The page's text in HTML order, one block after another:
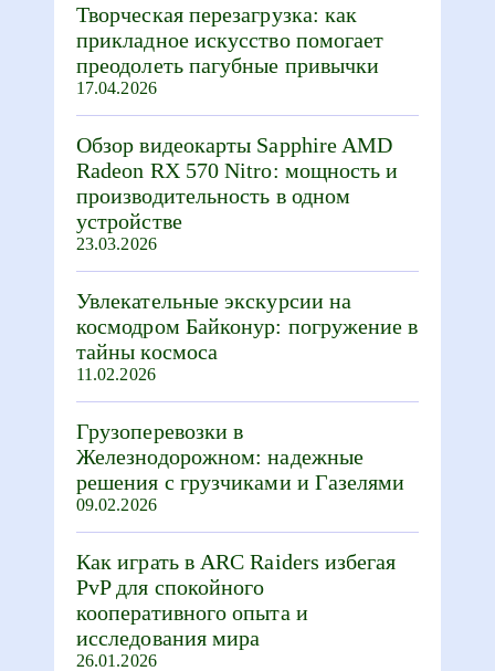
Творческая перезагрузка: как
прикладное искусство помогает
преодолеть пагубные привычки
17.04.2026
Обзор видеокарты Sapphire AMD
Radeon RX 570 Nitro: мощность и
производительность в одном
устройстве
23.03.2026
Увлекательные экскурсии на
космодром Байконур: погружение в
тайны космоса
11.02.2026
Грузоперевозки в
Железнодорожном: надежные
решения с грузчиками и Газелями
09.02.2026
Как играть в ARC Raiders избегая
PvP для спокойного
кооперативного опыта и
исследования мира
26.01.2026